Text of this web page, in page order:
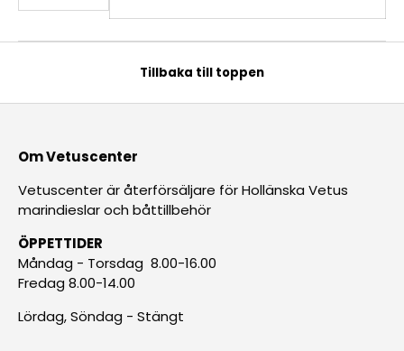
Tillbaka till toppen
Om Vetuscenter
Vetuscenter är återförsäljare för Hollänska Vetus
marindieslar och båttillbehör
ÖPPETTIDER
Måndag - Torsdag 8.00-16.00
Fredag 8.00-14.00
Lördag, Söndag - Stängt